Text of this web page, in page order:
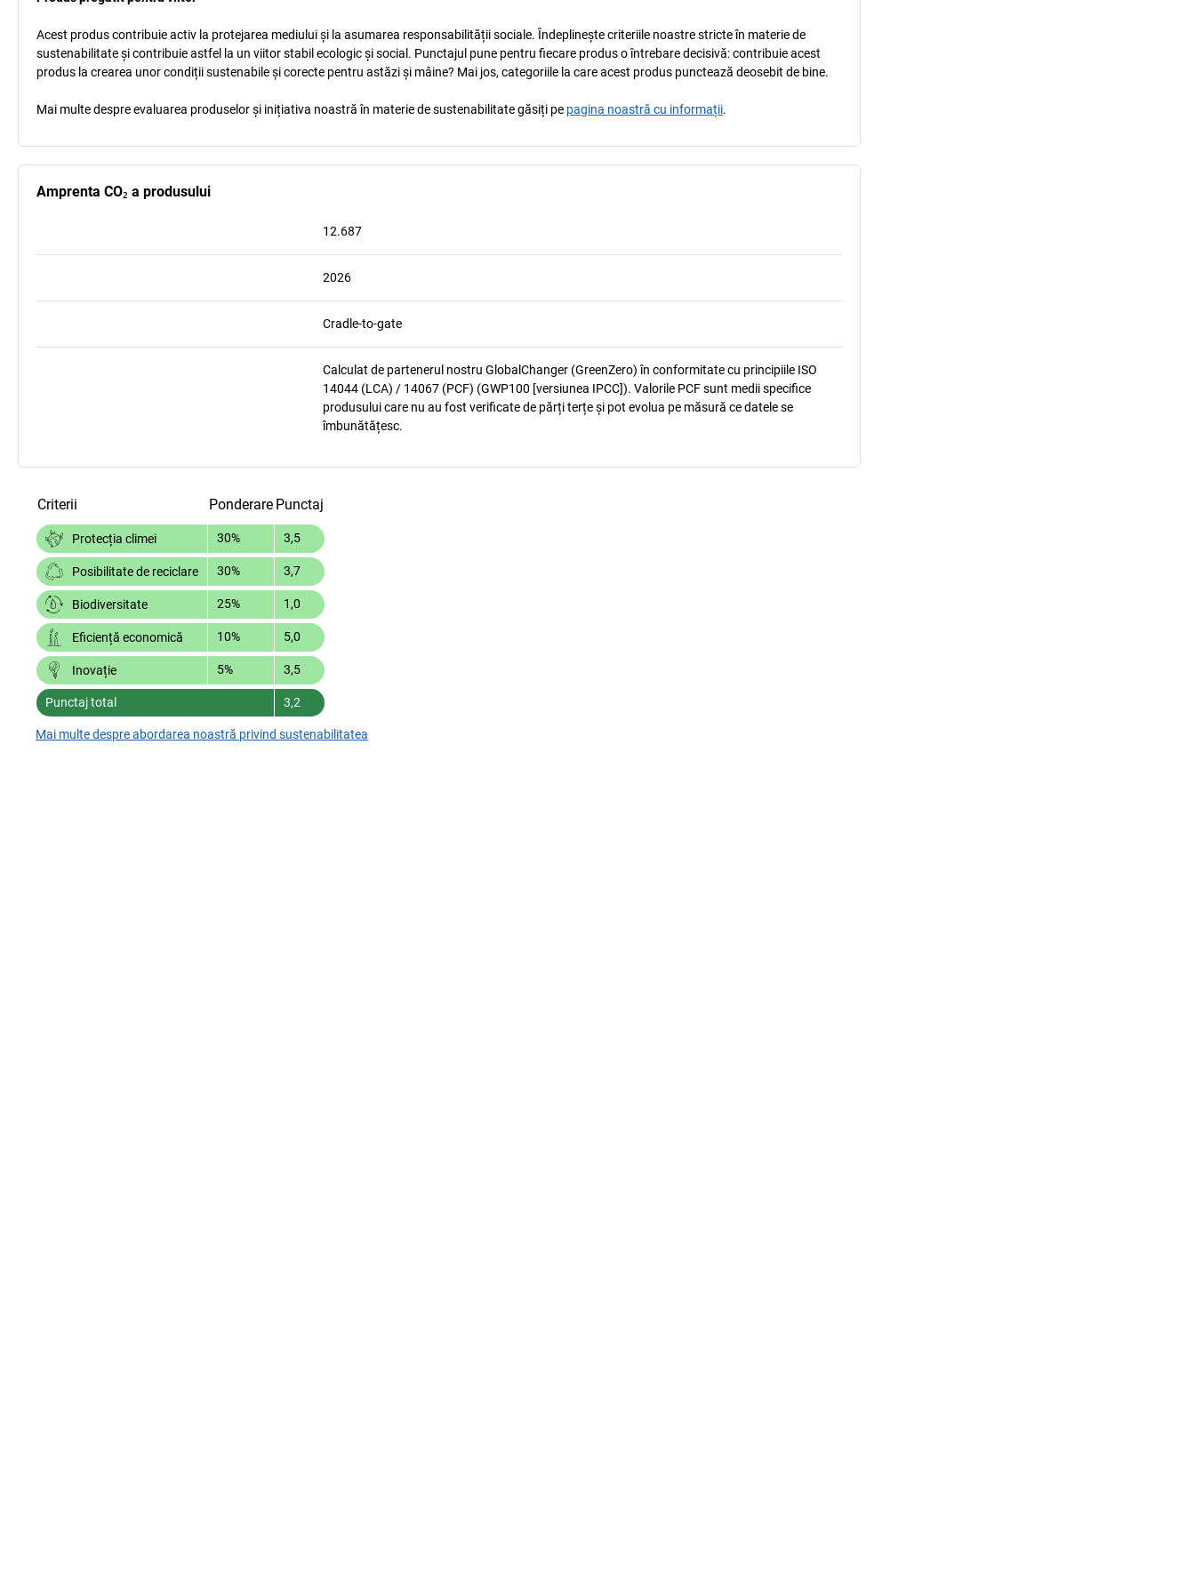
Acest produs contribuie activ la protejarea mediului și la asumarea responsabilității sociale. Îndeplinește criteriile noastre stricte în materie de
sustenabilitate și contribuie astfel la un viitor stabil ecologic și social. Punctajul pune pentru fiecare produs o întrebare decisivă: contribuie acest
produs la crearea unor condiții sustenabile și corecte pentru astăzi și mâine? Mai jos, categoriile la care acest produs punctează deosebit de bine.
Mai multe despre evaluarea produselor și inițiativa noastră în materie de sustenabilitate găsiți pe pagina noastră cu informații.
Amprenta CO₂ a produsului
12.687
2026
Cradle-to-gate
Calculat de partenerul nostru GlobalChanger (GreenZero) în conformitate cu principiile ISO
14044 (LCA) / 14067 (PCF) (GWP100 [versiunea IPCC]). Valorile PCF sunt medii specifice
produsului care nu au fost verificate de părți terțe și pot evolua pe măsură ce datele se
îmbunătățesc.
Criterii Ponderare Punctaj
Protecția climei 30% 3,5
Posibilitate de reciclare 30% 3,7
Biodiversitate 25% 1,0
Eficiență economică 10% 5,0
Inovație 5% 3,5
Punctaj total 3,2
Mai multe despre abordarea noastră privind sustenabilitatea